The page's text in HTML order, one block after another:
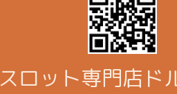
スロット専門店ド